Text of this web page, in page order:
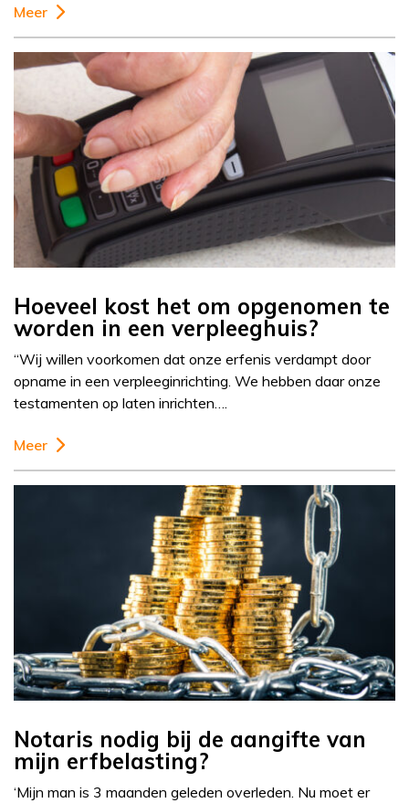
Meer
Hoeveel kost het om opgenomen te
worden in een verpleeghuis?
“Wij willen voorkomen dat onze erfenis verdampt door
opname in een verpleeginrichting. We hebben daar onze
testamenten op laten inrichten….
Meer
Notaris nodig bij de aangifte van
mijn erfbelasting?
‘Mijn man is 3 maanden geleden overleden. Nu moet er